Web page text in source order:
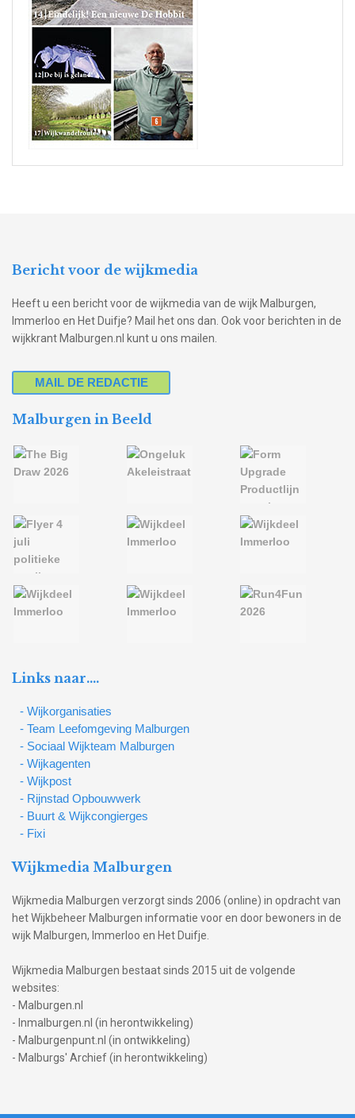
Bericht voor de wijkmedia
Heeft u een bericht voor de wijkmedia van de wijk Malburgen,
Immerloo en Het Duifje? Mail het ons dan. Ook voor berichten in de
wijkkrant Malburgen.nl kunt u ons mailen.
MAIL DE REDACTIE
Malburgen in Beeld
Links naar….
- Wijkorganisaties
- Team Leefomgeving Malburgen
- Sociaal Wijkteam Malburgen
- Wijkagenten
- Wijkpost
- Rijnstad Opbouwwerk
- Buurt & Wijkcongierges
- Fixi
Wijkmedia Malburgen
Wijkmedia Malburgen verzorgt sinds 2006 (online) in opdracht van
het Wijkbeheer Malburgen informatie voor en door bewoners in de
wijk Malburgen, Immerloo en Het Duifje.
Wijkmedia Malburgen bestaat sinds 2015 uit de volgende
websites:
- Malburgen.nl
- Inmalburgen.nl (in herontwikkeling)
- Malburgenpunt.nl (in ontwikkeling)
- Malburgs' Archief (in herontwikkeling)